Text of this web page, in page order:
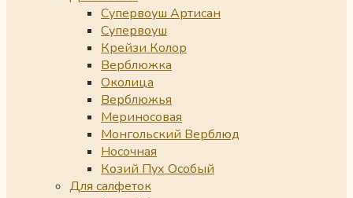
Супервоуш Артисан
Супервоуш
Крейзи Колор
Верблюжка
Околица
Верблюжья
Мериносовая
Монгольский Верблюд
Носочная
Козий Пух Особый
Для салфеток